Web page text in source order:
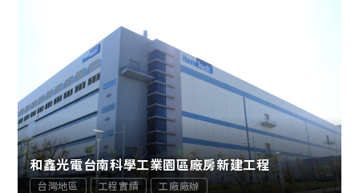
和鑫光電台南科學工業園區廠房新建工程
台灣地區 工程實績 工廠廠辦